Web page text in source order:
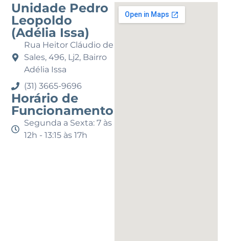
Unidade Pedro
Leopoldo
(Adélia Issa)
Rua Heitor Cláudio de
Sales, 496, Lj2, Bairro
Adélia Issa
(31) 3665-9696
Horário de
Funcionamento
Segunda a Sexta: 7 às
12h - 13:15 às 17h